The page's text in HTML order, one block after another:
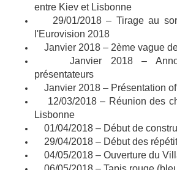
entre Kiev et Lisbonne
29/01/2018 – Tirage au
l'Eurovision 2018
Janvier 2018 – 2ème vague
Janvier 2018 –
présentateurs
Janvier 2018 – Présentation
12/03/2018 – Réunion des
Lisbonne
01/04/2018 – Début de
29/04/2018 – Début des
04/05/2018 – Ouverture du